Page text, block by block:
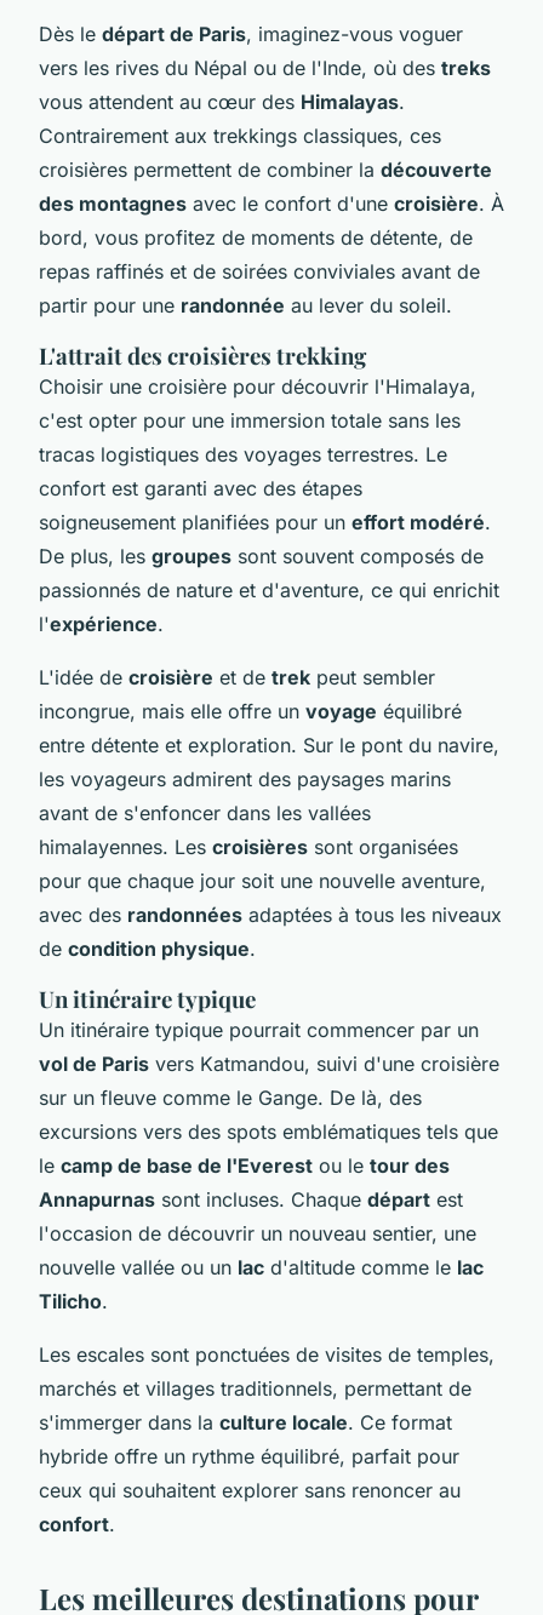
Dès le départ de Paris, imaginez-vous voguer
vers les rives du Népal ou de l'Inde, où des treks
vous attendent au cœur des Himalayas.
Contrairement aux trekkings classiques, ces
croisières permettent de combiner la découverte
des montagnes avec le confort d'une croisière. À
bord, vous profitez de moments de détente, de
repas raffinés et de soirées conviviales avant de
partir pour une randonnée au lever du soleil.
L'attrait des croisières trekking
Choisir une croisière pour découvrir l'Himalaya,
c'est opter pour une immersion totale sans les
tracas logistiques des voyages terrestres. Le
confort est garanti avec des étapes
soigneusement planifiées pour un effort modéré.
De plus, les groupes sont souvent composés de
passionnés de nature et d'aventure, ce qui enrichit
l'expérience.
L'idée de croisière et de trek peut sembler
incongrue, mais elle offre un voyage équilibré
entre détente et exploration. Sur le pont du navire,
les voyageurs admirent des paysages marins
avant de s'enfoncer dans les vallées
himalayennes. Les croisières sont organisées
pour que chaque jour soit une nouvelle aventure,
avec des randonnées adaptées à tous les niveaux
de condition physique.
Un itinéraire typique
Un itinéraire typique pourrait commencer par un
vol de Paris vers Katmandou, suivi d'une croisière
sur un fleuve comme le Gange. De là, des
excursions vers des spots emblématiques tels que
le camp de base de l'Everest ou le tour des
Annapurnas sont incluses. Chaque départ est
l'occasion de découvrir un nouveau sentier, une
nouvelle vallée ou un lac d'altitude comme le lac
Tilicho.
Les escales sont ponctuées de visites de temples,
marchés et villages traditionnels, permettant de
s'immerger dans la culture locale. Ce format
hybride offre un rythme équilibré, parfait pour
ceux qui souhaitent explorer sans renoncer au
confort.
Les meilleures destinations pour